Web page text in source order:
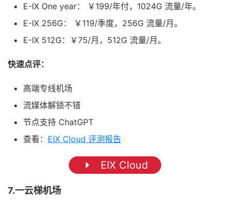
E-IX One year： ￥199/年付，1024G 流量/年。
E-IX 256G： ￥119/季度，256G 流量/月。
E-IX 512G：￥75/月，512G 流量/月。
快速点评：
高端专线机场
流媒体解锁不错
节点支持 ChatGPT
查看： EIX Cloud 评测报告
EIX Cloud
7.一云梯机场